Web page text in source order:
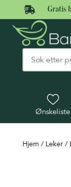
 Gratis
Ønskeliste
Hjem / Leker/